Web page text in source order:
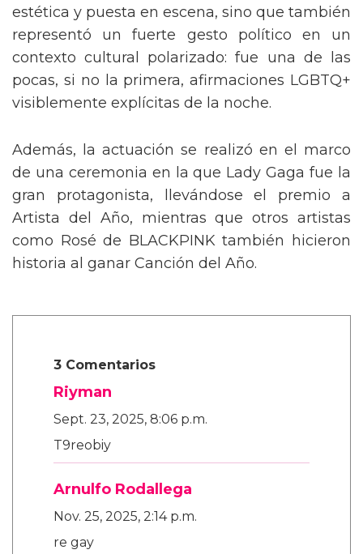
estética y puesta en escena, sino que también
representó un fuerte gesto político en un
contexto cultural polarizado: fue una de las
pocas, si no la primera, afirmaciones LGBTQ+
visiblemente explícitas de la noche.
Además, la actuación se realizó en el marco
de una ceremonia en la que Lady Gaga fue la
gran protagonista, llevándose el premio a
Artista del Año, mientras que otros artistas
como Rosé de BLACKPINK también hicieron
historia al ganar Canción del Año.
3 Comentarios
Riyman
Sept. 23, 2025, 8:06 p.m.
T9reobiy
Arnulfo Rodallega
Nov. 25, 2025, 2:14 p.m.
re gay